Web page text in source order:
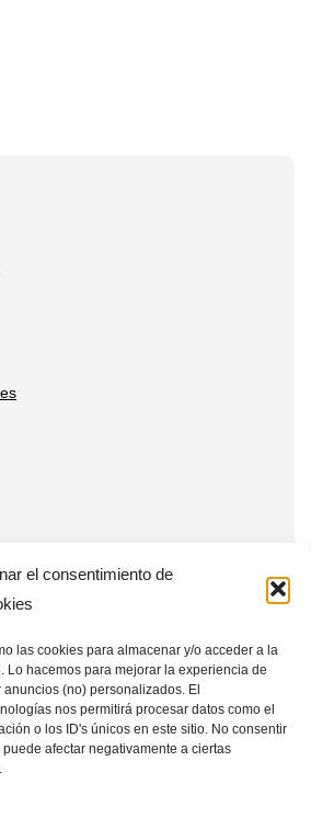
el consentimiento de
las cookies para almacenar y/o acceder a la
Lo hacemos para mejorar la experiencia de
(no) personalizados. El
nos permitirá procesar datos como el
o los ID's únicos en este sitio. No consentir
afectar negativamente a ciertas
las placas solares en estaciones de
remotas